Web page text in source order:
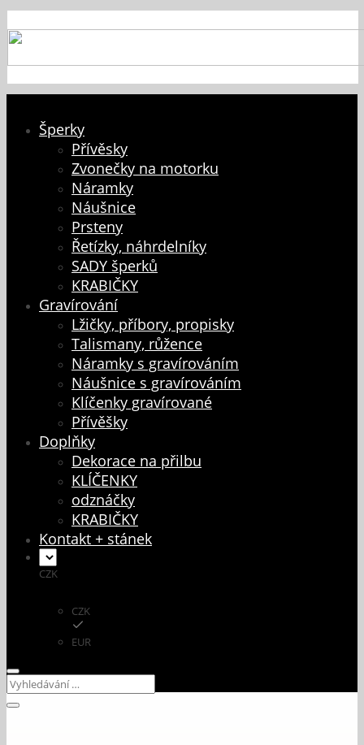
Šperky
Přívěsky
Zvonečky na motorku
Náramky
Náušnice
Prsteny
Řetízky, náhrdelníky
SADY šperků
KRABIČKY
Gravírování
Lžičky, příbory, propisky
Talismany, růžence
Náramky s gravírováním
Náušnice s gravírováním
Klíčenky gravírované
Přívěšky
Doplňky
Dekorace na přilbu
KLÍČENKY
odznáčky
KRABIČKY
Kontakt + stánek
CZK
CZK
EUR